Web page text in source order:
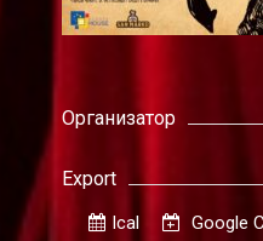
Организатор
Export
Ical Google